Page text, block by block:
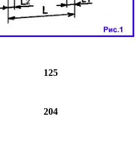
125
204